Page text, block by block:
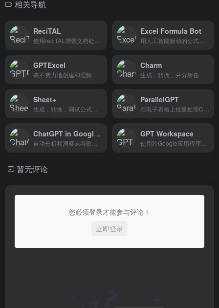
相关导航
ReciTAL Excel Formula Bot
GPTExcel Charm
Sheet+ ParallelGPT
ChatGPT in Google Sheets GPT Workspace
暂无评论
您必须登录才能参与评论！
立即登录